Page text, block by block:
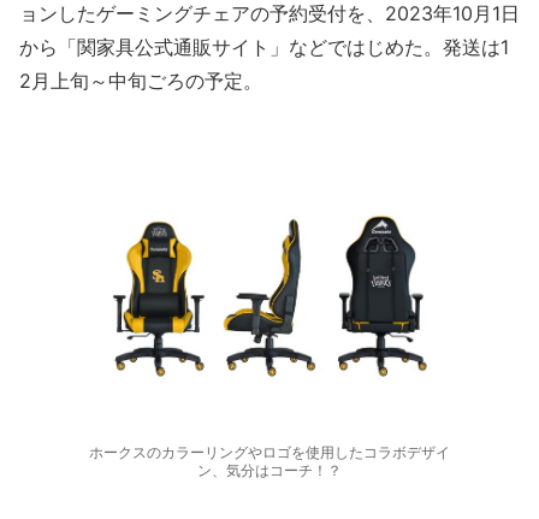
ョンしたゲーミングチェアの予約受付を、2023年10月1日
から「関家具公式通販サイト」などではじめた。発送は1
2月上旬～中旬ごろの予定。
ホークスのカラーリングやロゴを使用したコラボデザイ
ン、気分はコーチ！？